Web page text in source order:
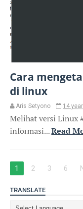
Cara
di linux
Aris Setyono 14
Melihat versi Linux
informasi...Read
1 2 3 6
TRANSLATE